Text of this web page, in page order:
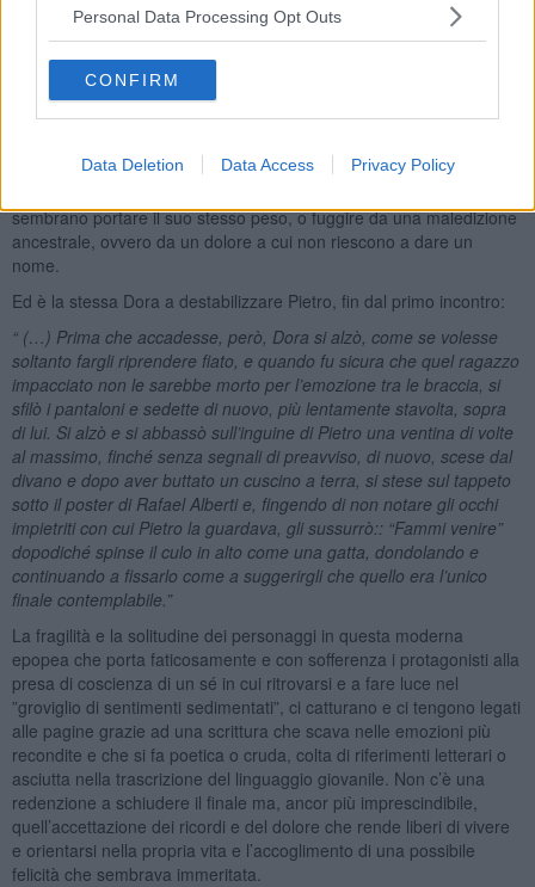
Personal Data Processing Opt Outs
CONFIRM
Data Deletion Data Access Privacy Policy
smaltire un dolore”. Anche nei passi della sua vita da studente
universitario che lo porterà a lasciare per mesi la sua città natale,
Pisa, per Madrid, nell’apparente movimento dei viaggi, nelle nuove
amicizie, la sua immobilità, anche sentimentale, non lo
abbandonerà.
di una delusione lo bloccherà per lungo tempo dal cercare la sua
sembrano portare il suo stesso peso, o fuggire da una maledizione
ancestrale, ovvero da un dolore a cui non riescono a dare un
nome.
Ed è la stessa Dora a destabilizzare Pietro, fin dal primo incontro:
“ (…) Prima che accadesse, però, Dora si alzò, come se volesse
soltanto fargli riprendere fiato, e quando fu sicura che quel ragazzo
impacciato non le sarebbe morto per l’emozione tra le braccia, si
sfilò i pantaloni e sedette di nuovo, più lentamente stavolta, sopra
di lui. Si alzò e si abbassò sull’inguine di Pietro una ventina di volte
al massimo, finché senza segnali di preavviso, di nuovo, scese dal
divano e dopo aver buttato un cuscino a terra, si stese sul tappeto
sotto il poster di Rafael Alberti e, fingendo di non notare gli occhi
impietriti con cui Pietro la guardava, gli sussurrò:: “Fammi venire”
dopodiché spinse il culo in alto come una gatta, dondolando e
continuando a fissarlo come a suggerirgli che quello era l’unico
finale contemplabile.”
La fragilità e la solitudine dei personaggi in questa moderna
epopea che porta faticosamente e con sofferenza i protagonisti alla
presa di coscienza di un sé in cui ritrovarsi e a fare luce nel
”groviglio di sentimenti sedimentati”, ci catturano e ci tengono legati
alle pagine grazie ad una scrittura che scava nelle emozioni più
recondite e che si fa poetica o cruda, colta di riferimenti letterari o
asciutta nella trascrizione del linguaggio giovanile. Non c’è una
redenzione a schiudere il finale ma, ancor più imprescindibile,
quell’accettazione dei ricordi e del dolore che rende liberi di vivere
e orientarsi nella propria vita e l’accoglimento di una possibile
felicità che sembrava immeritata.